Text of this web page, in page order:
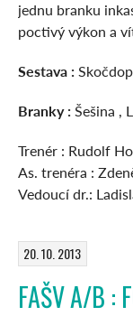
jednu branku
poctivý výkon a
Sestava :
Branky : Šešina ,
Trenér : Rudolf
As. trenéra :
Vedoucí dr.:
20. 10. 2013
FAŠV A/B :